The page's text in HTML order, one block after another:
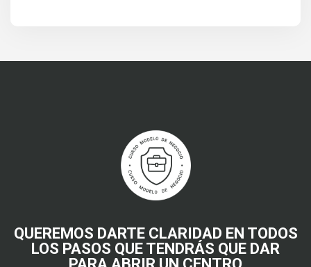
QUEREMOS DARTE CLARIDAD EN TODOS
LOS PASOS QUE TENDRÁS QUE DAR